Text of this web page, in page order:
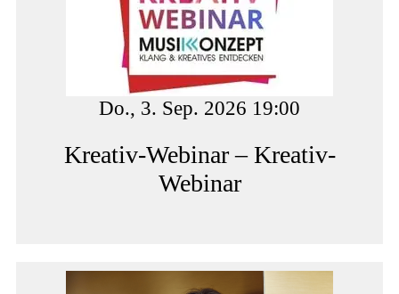
Do., 3. Sep. 2026 19:00
Kreativ-Webinar – Kreativ-
Webinar